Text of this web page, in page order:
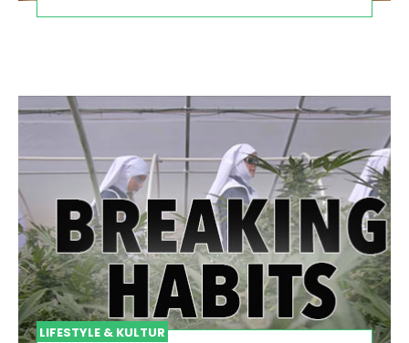
LIFESTYLE & KULTUR